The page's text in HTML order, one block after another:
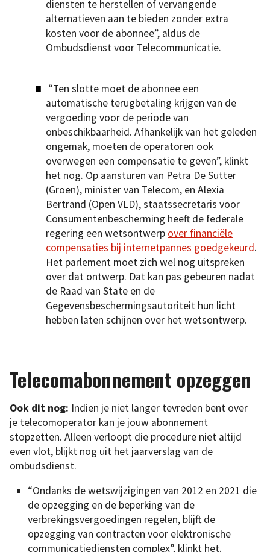
diensten te herstellen of vervangende
alternatieven aan te bieden zonder extra
kosten voor de abonnee”, aldus de
Ombudsdienst voor Telecommunicatie.
“Ten slotte moet de abonnee een
automatische terugbetaling krijgen van de
vergoeding voor de periode van
onbeschikbaarheid. Afhankelijk van het geleden
ongemak, moeten de operatoren ook
overwegen een compensatie te geven”, klinkt
het nog. Op aansturen van Petra De Sutter
(Groen), minister van Telecom, en Alexia
Bertrand (Open VLD), staatssecretaris voor
Consumentenbescherming heeft de federale
regering een wetsontwerp over financiële
compensaties bij internetpannes goedgekeurd.
Het parlement moet zich wel nog uitspreken
over dat ontwerp. Dat kan pas gebeuren nadat
de Raad van State en de
Gegevensbeschermingsautoriteit hun licht
hebben laten schijnen over het wetsontwerp.
Telecomabonnement opzeggen
Ook dit nog: Indien je niet langer tevreden bent over
je telecomoperator kan je jouw abonnement
stopzetten. Alleen verloopt die procedure niet altijd
even vlot, blijkt nog uit het jaarverslag van de
ombudsdienst.
“Ondanks de wetswijzigingen van 2012 en 2021 die
de opzegging en de beperking van de
verbrekingsvergoedingen regelen, blijft de
opzegging van contracten voor elektronische
communicatiediensten complex”, klinkt het.